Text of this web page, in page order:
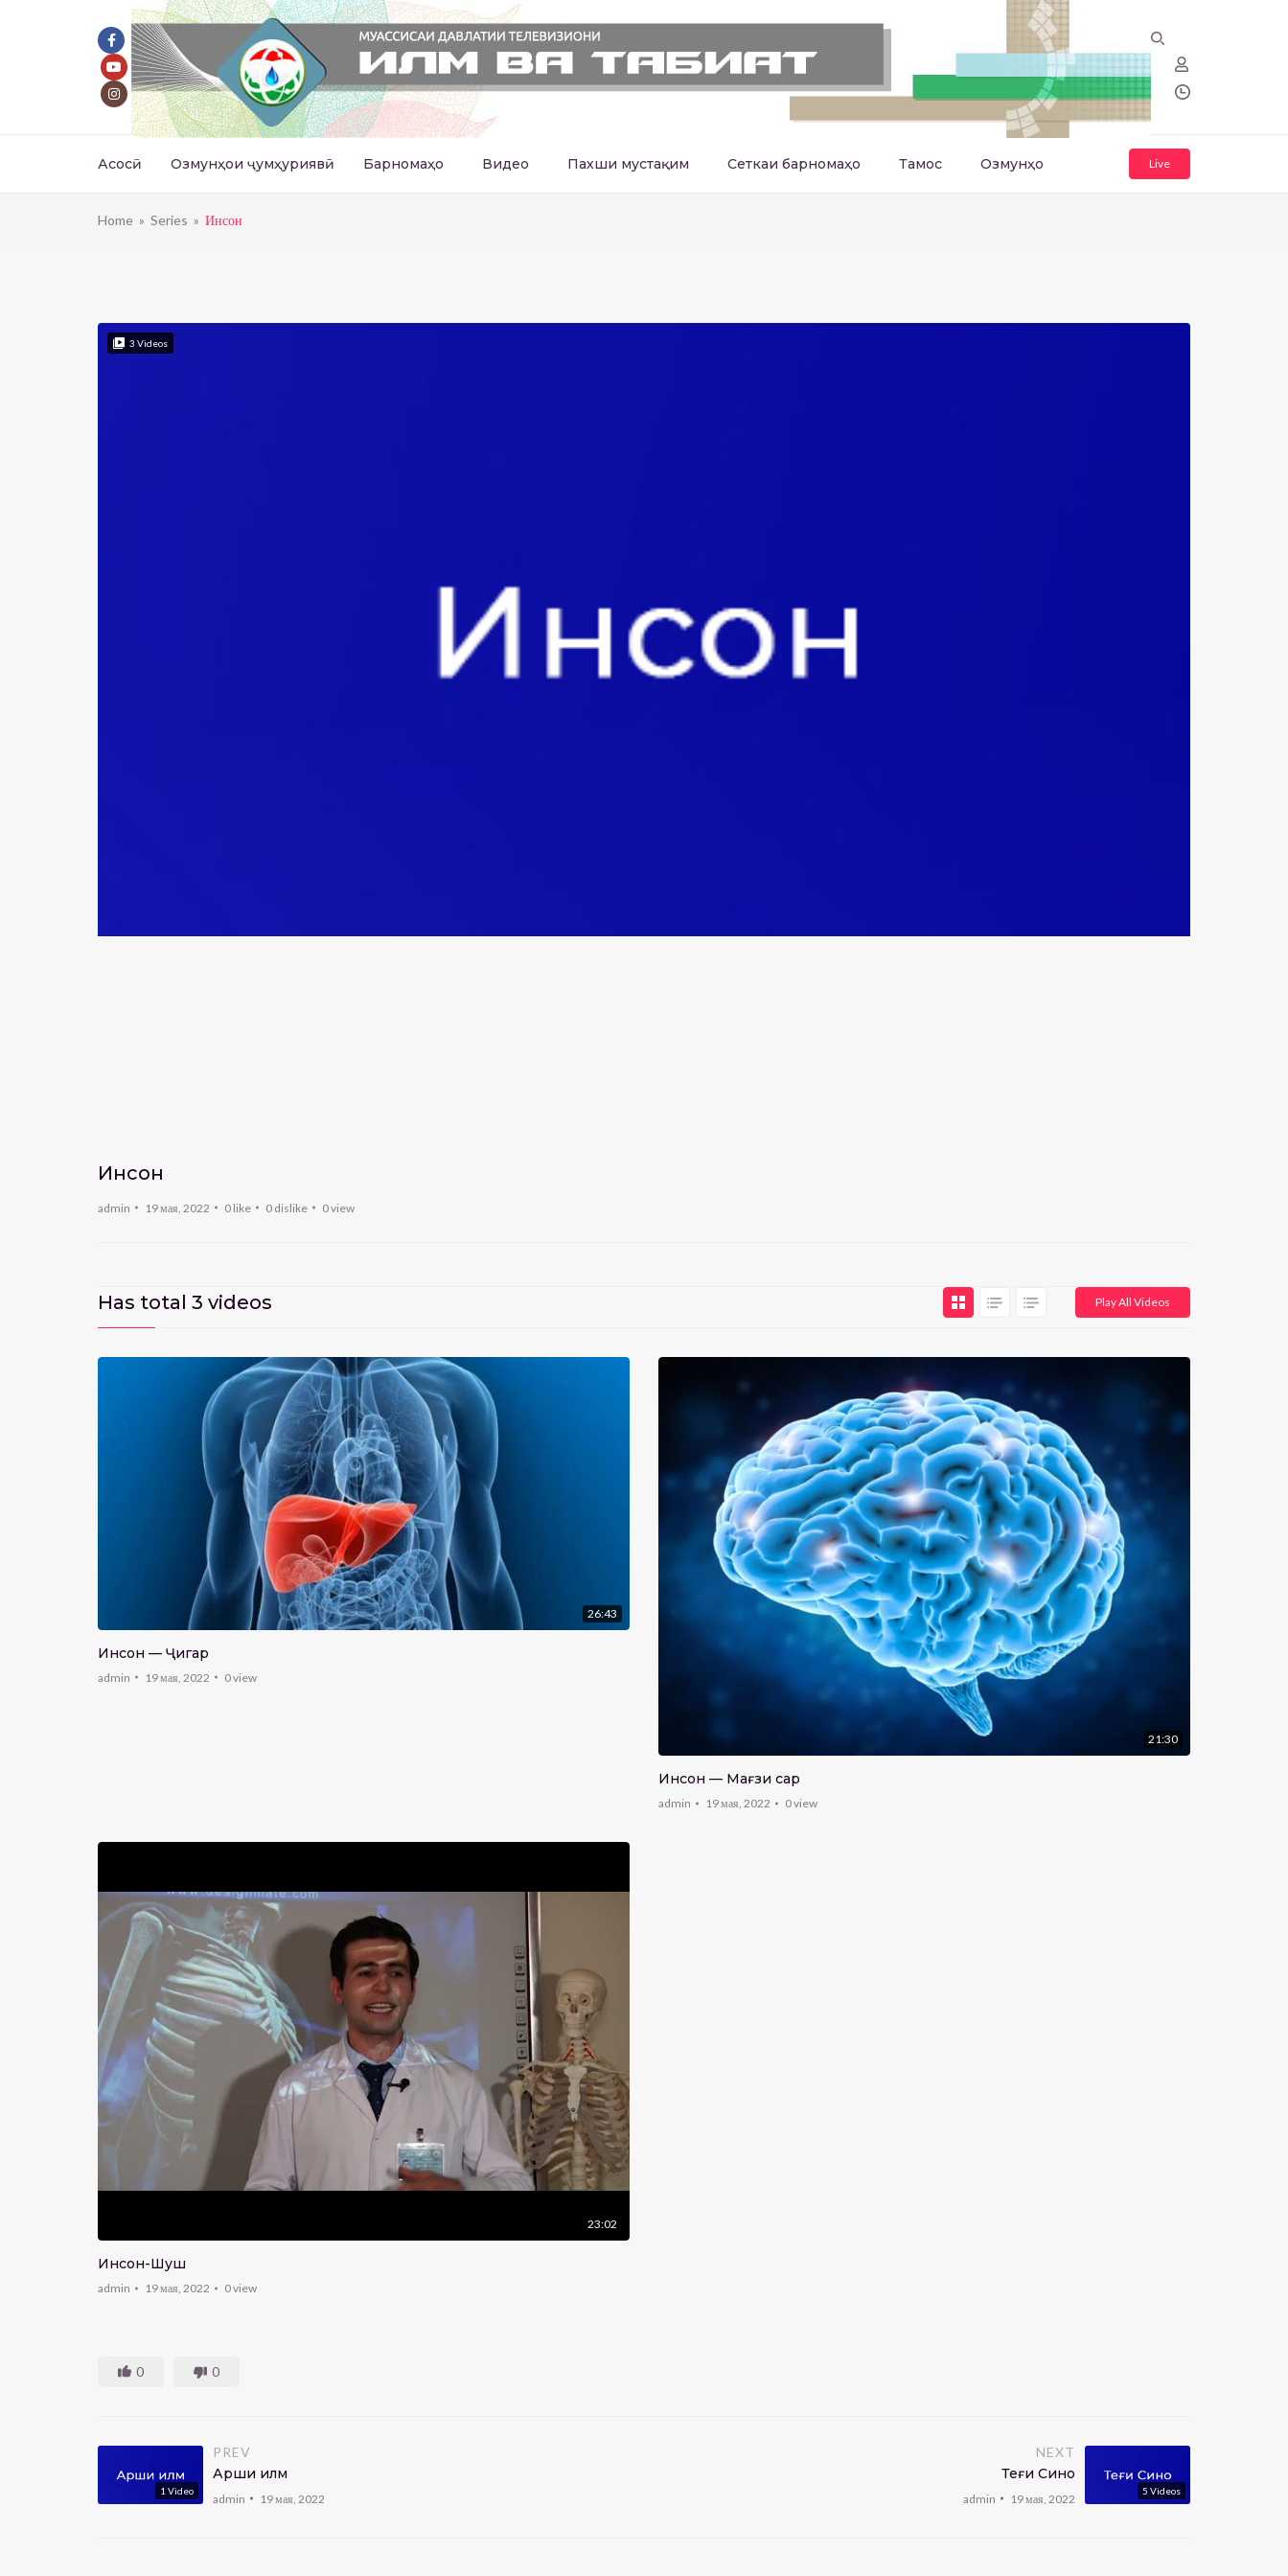
Асосӣ Озмунҳои ҷумҳуриявӣ Барномаҳо Видео Пахши мустақим Сеткаи барномаҳо Тамос Озмунҳо Live
Home » Series » Инсон
3 Videos
Инсон
admin 19 мая, 2022 0 like 0 dislike 0view
Has total 3 videos Play All Videos
26:43
Инсон — Ҷигар
admin 19 мая, 2022 0view
21:30
Инсон — Мағзи сар
admin 19 мая, 2022 0view
23:02
Инсон-Шуш
admin 19 мая, 2022 0view
0 0
1 Video
PREV
Арши илм
admin 19 мая, 2022
NEXT
Теғи Сино
admin 19 мая, 2022
5 Videos